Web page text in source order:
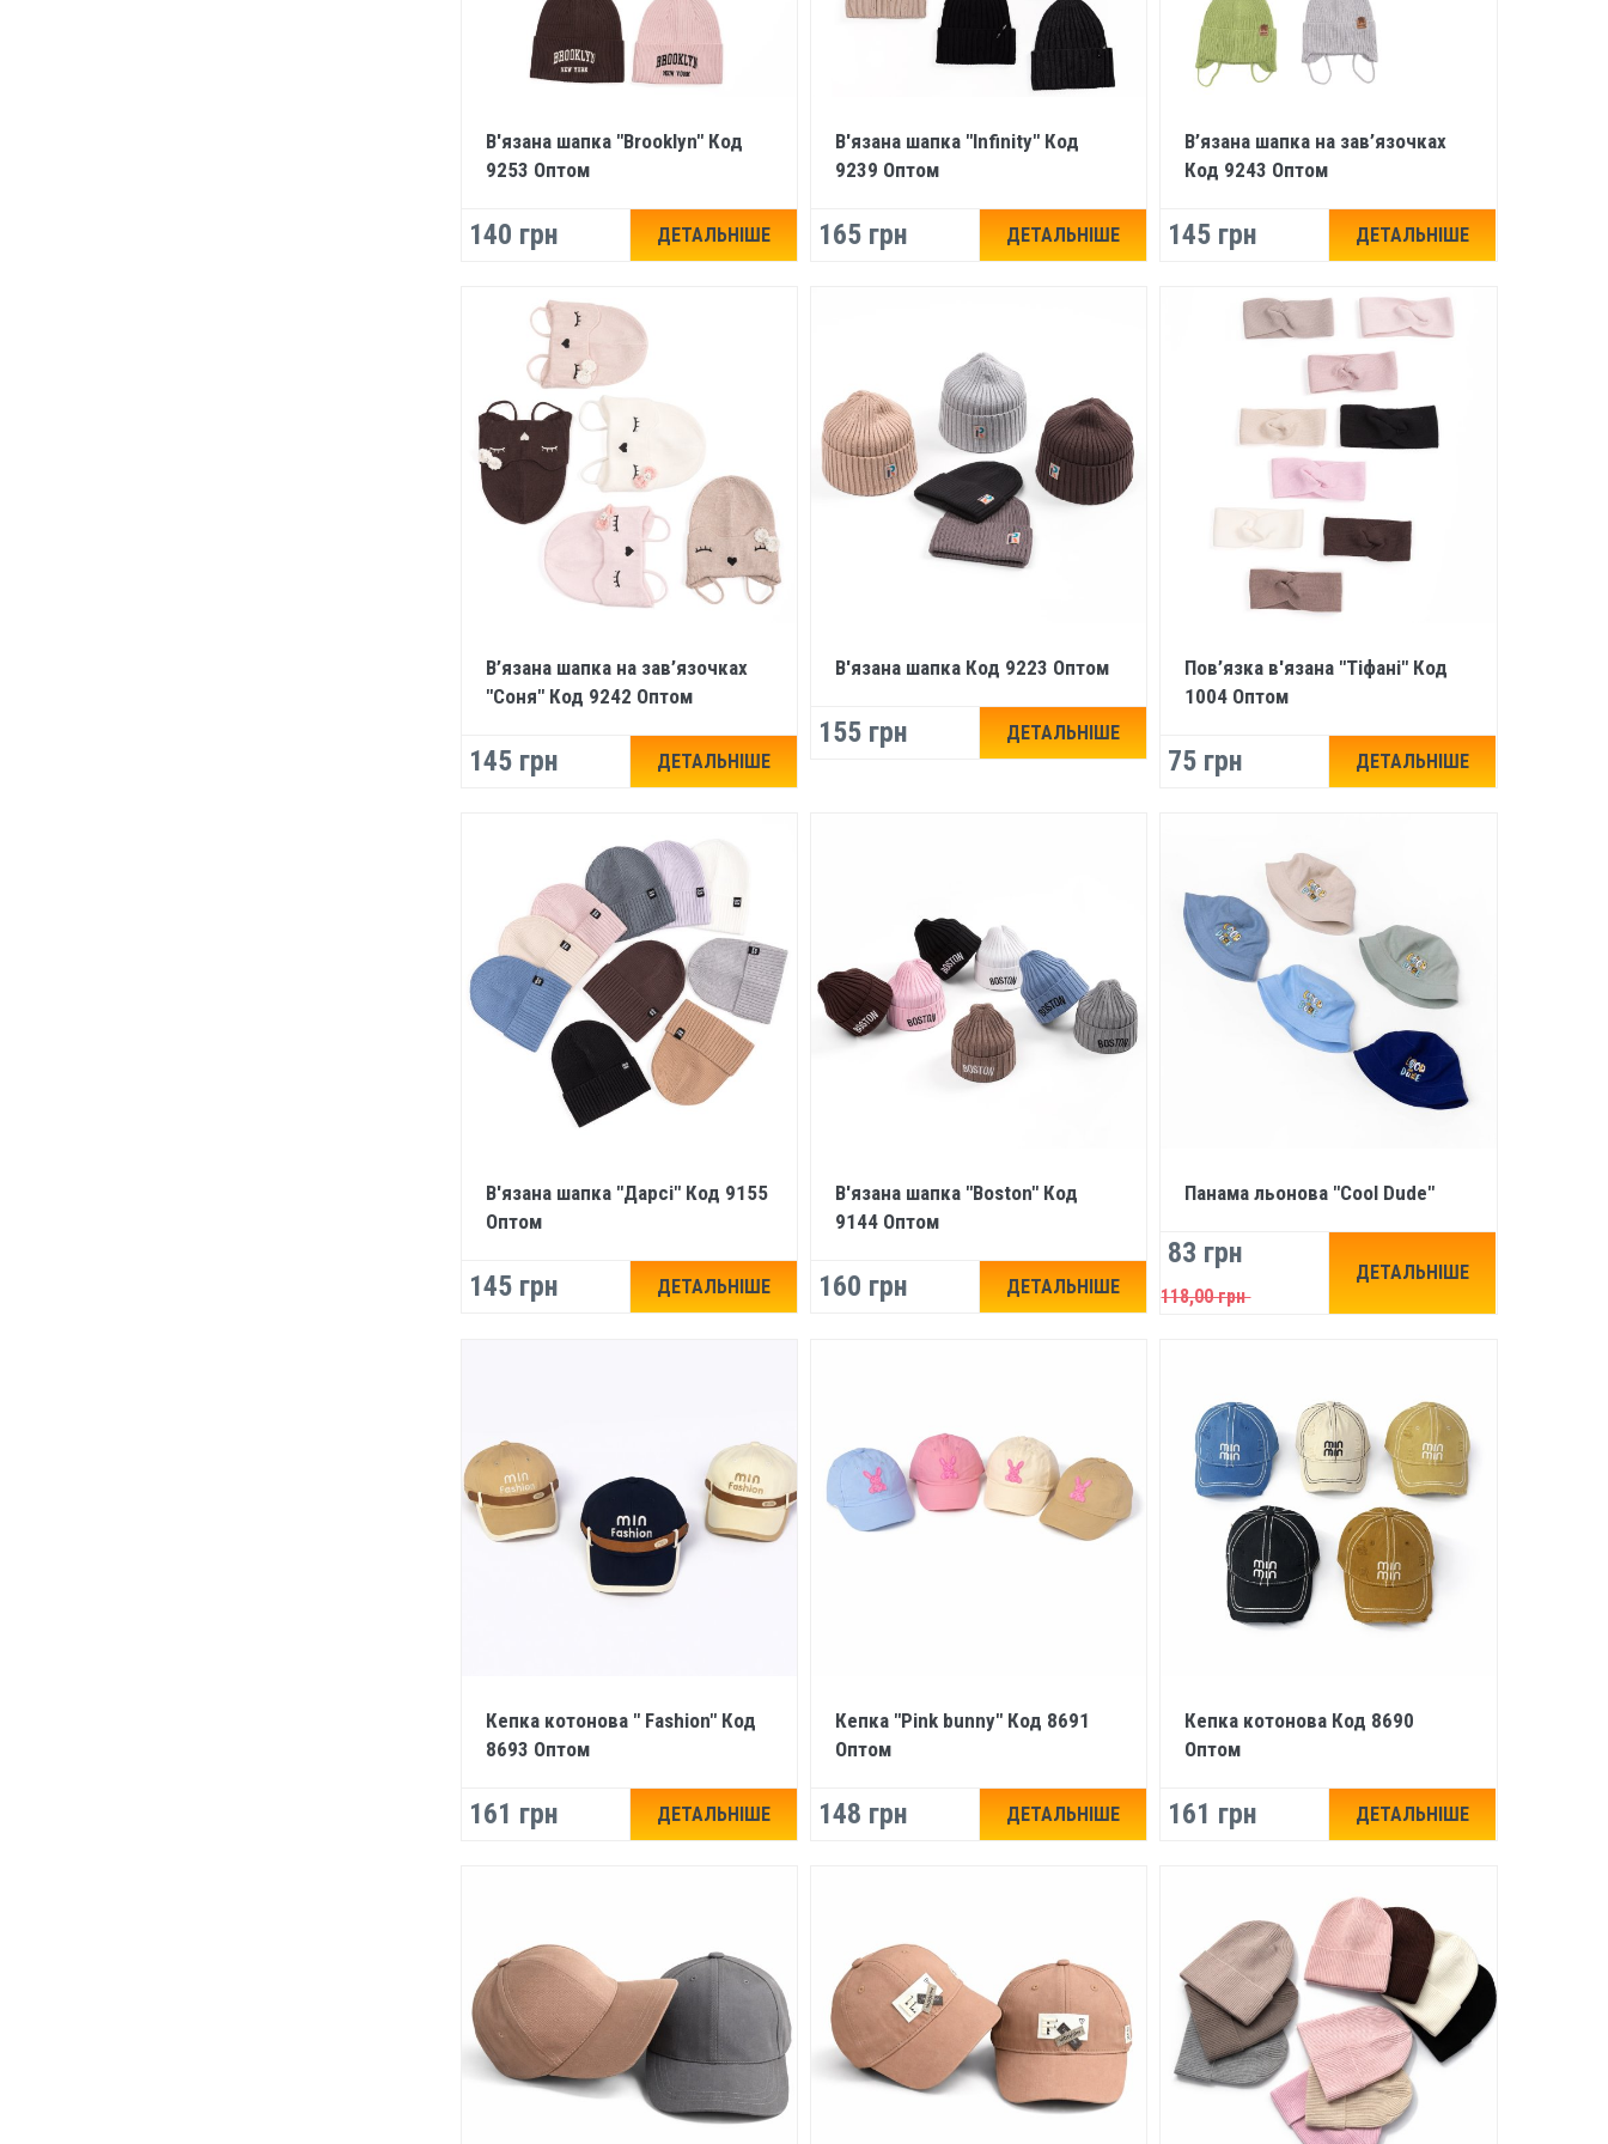
В'язана шапка "Brooklyn" Код
9253 Оптом
140 грн ДЕТАЛЬНІШЕ
В'язана шапка "Infinity" Код
9239 Оптом
165 грн ДЕТАЛЬНІШЕ
В’язана шапка на зав’язочках
Код 9243 Оптом
145 грн ДЕТАЛЬНІШЕ
В’язана шапка на зав’язочках
"Соня" Код 9242 Оптом
145 грн ДЕТАЛЬНІШЕ
В'язана шапка Код 9223 Оптом
155 грн ДЕТАЛЬНІШЕ
Пов’язка в'язана "Тіфані" Код
1004 Оптом
75 грн ДЕТАЛЬНІШЕ
В'язана шапка "Дарсі" Код 9155
Оптом
145 грн ДЕТАЛЬНІШЕ
В'язана шапка "Boston" Код
9144 Оптом
160 грн ДЕТАЛЬНІШЕ
Панама льонова "Cool Dude"
83 грн
118,00 грн
ДЕТАЛЬНІШЕ
Кепка котонова " Fashion" Код
8693 Оптом
161 грн ДЕТАЛЬНІШЕ
Кепка "Pink bunny" Код 8691
Оптом
148 грн ДЕТАЛЬНІШЕ
Кепка котонова Код 8690
Оптом
161 грн ДЕТАЛЬНІШЕ